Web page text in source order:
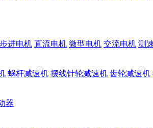
步进电机 直流电机 微型电机 交流电机 测
蜗杆减速机 摆线针轮减速机 齿轮减速机
器